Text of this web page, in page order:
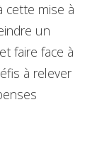
cette mise à
un
faire face à
à relever